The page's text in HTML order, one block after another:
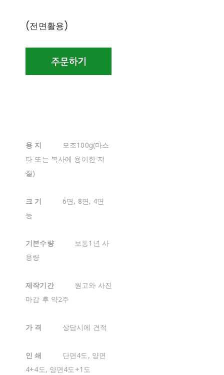
(전면활용)
용 지
모조100g(마스
타 또는 복사에 용이한 지
질)
크 기
6면, 8면, 4면
등
기본수량
보통1년 사
용량
제작기간
원고와 사진
마감 후 약2주
가 격 상담시에 견적
인 쇄
단면4도, 양면
4+4도, 양면4도+1도